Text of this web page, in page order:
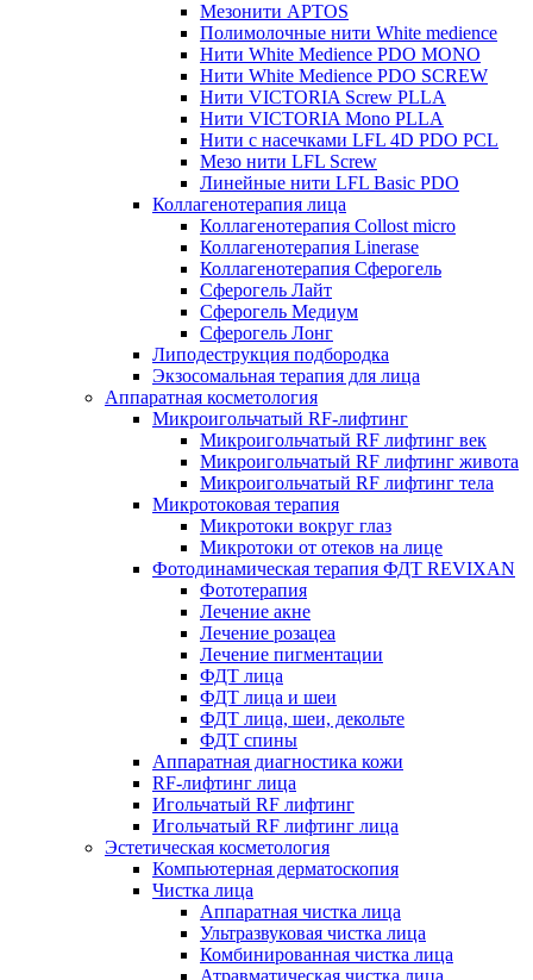
Мезонити APTOS
Полимолочные нити White medience
Нити White Medience PDO MONO
Нити White Medience PDO SCREW
Нити VICTORIA Screw PLLA
Нити VICTORIA Mono PLLA
Нити с насечками LFL 4D PDO PCL
Мезо нити LFL Screw
Линейные нити LFL Basic PDO
Коллагенотерапия лица
Коллагенотерапия Collost micro
Коллагенотерапия Linerase
Коллагенотерапия Сферогель
Сферогель Лайт
Сферогель Медиум
Сферогель Лонг
Липодеструкция подбородка
Экзосомальная терапия для лица
Аппаратная косметология
Микроигольчатый RF-лифтинг
Микроигольчатый RF лифтинг век
Микроигольчатый RF лифтинг живота
Микроигольчатый RF лифтинг тела
Микротоковая терапия
Микротоки вокруг глаз
Микротоки от отеков на лице
Фотодинамическая терапия ФДТ REVIXAN
Фототерапия
Лечение акне
Лечение розацеа
Лечение пигментации
ФДТ лица
ФДТ лица и шеи
ФДТ лица, шеи, декольте
ФДТ спины
Аппаратная диагностика кожи
RF-лифтинг лица
Игольчатый RF лифтинг
Игольчатый RF лифтинг лица
Эстетическая косметология
Компьютерная дерматоскопия
Чистка лица
Аппаратная чистка лица
Ультразвуковая чистка лица
Комбинированная чистка лица
Атравматическая чистка лица